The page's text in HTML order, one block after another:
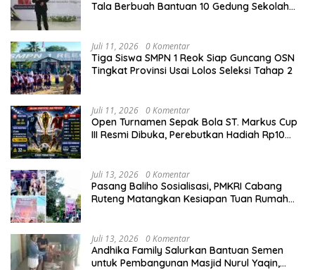
Tala Berbuah Bantuan 10 Gedung Sekolah
Juli 11, 2026 0 Komentar
Tiga Siswa SMPN 1 Reok Siap Guncang OSN
Tingkat Provinsi Usai Lolos Seleksi Tahap 2
Juli 11, 2026 0 Komentar
Open Turnamen Sepak Bola ST. Markus Cup
III Resmi Dibuka, Perebutkan Hadiah Rp10
Juli 13, 2026 0 Komentar
Pasang Baliho Sosialisasi, PMKRI Cabang
Ruteng Matangkan Kesiapan Tuan Rumah
Juli 13, 2026 0 Komentar
Andhika Family Salurkan Bantuan Semen
untuk Pembangunan Masjid Nurul Yaqin,